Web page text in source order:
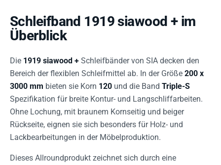
Schleifband 1919 siawood + im
Überblick
Die 1919 siawood + Schleifbänder von SIA decken den
Bereich der flexiblen Schleifmittel ab. In der Größe 200 x
3000 mm bieten sie Korn 120 und die Band Triple-S
Spezifikation für breite Kontur- und Langschliffarbeiten.
Ohne Lochung, mit braunem Kornseitig und beiger
Rückseite, eignen sie sich besonders für Holz- und
Lackbearbeitungen in der Möbelproduktion.
Dieses Allroundprodukt zeichnet sich durch eine